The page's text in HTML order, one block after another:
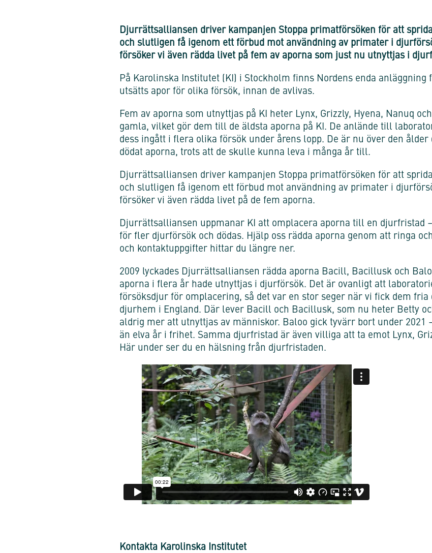
Djurrättsalliansen driver kampanjen Stoppa primatförsöken för att
och slutligen få igenom ett förbud mot användning av primater i
försöker vi även rädda livet på fem av aporna som just nu utnyttjas i
På Karolinska Institutet (KI) i Stockholm finns Nordens enda
utsätts apor för olika försök, innan de avlivas.
Fem av aporna som utnyttjas på KI heter Lynx, Grizzly, Hyena, Nanuq
gamla, vilket gör dem till de äldsta aporna på KI. De anlände till
dess ingått i flera olika försök under årens lopp. De är nu över den
dödat aporna, trots att de skulle kunna leva i många år till.
Djurrättsalliansen driver kampanjen Stoppa primatförsöken för att
och slutligen få igenom ett förbud mot användning av primater i
försöker vi även rädda livet på de fem aporna.
Djurrättsalliansen uppmanar KI att omplacera aporna till en djurfristad
för fler djurförsök och dödas. Hjälp oss rädda aporna genom att ringa
och kontaktuppgifter hittar du längre ner.
2009 lyckades Djurrättsalliansen rädda aporna Bacill, Bacillusk och
aporna i flera år hade utnyttjas i djurförsök. Det är ovanligt att
försöksdjur för omplacering, så det var en stor seger när vi fick dem
djurhem i England. Där lever Bacill och Bacillusk, som nu heter Betty
aldrig mer att utnyttjas av människor. Baloo gick tyvärr bort under 2021
än elva år i frihet. Samma djurfristad är även villiga att ta emot Lynx,
Här under ser du en hälsning från djurfristaden.
Kontakta Karolinska Institutet